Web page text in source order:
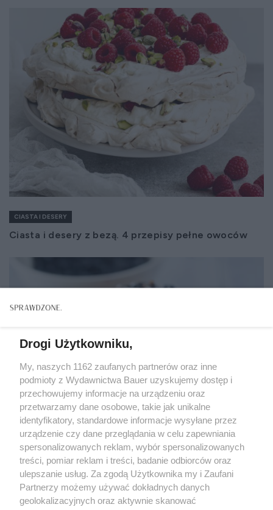
CIASTA I DESERY
Ciasta i desery z bezą. 4 przepisy pełne owoców
CIASTA I DESERY
4 pomysły na ciasta z jagodami, które zachwycą
domowników
Drogi Użytkowniku,
My, naszych 1162 zaufanych partnerów oraz inne
podmioty z Wydawnictwa Bauer uzyskujemy dostęp i
przechowujemy informacje na urządzeniu oraz
przetwarzamy dane osobowe, takie jak unikalne
identyfikatory, standardowe informacje wysyłane przez
urządzenie czy dane przeglądania w celu zapewniania
spersonalizowanych reklam, wybór spersonalizowanych
treści, pomiar reklam i treści, badanie odbiorców oraz
ulepszanie usług. Za zgodą Użytkownika my i Zaufani
Partnerzy możemy używać dokładnych danych
geolokalizacyjnych oraz aktywnie skanować